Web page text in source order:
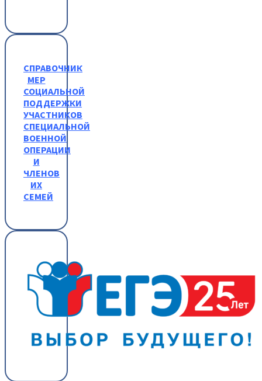
СПРАВОЧНИК
МЕР
СОЦИАЛЬНОЙ
ПОДДЕРЖКИ
УЧАСТНИКОВ
СПЕЦИАЛЬНОЙ
ВОЕННОЙ
ОПЕРАЦИИ
И
ЧЛЕНОВ
ИХ
СЕМЕЙ